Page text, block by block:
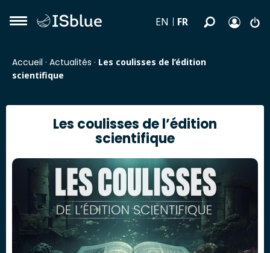
EN FR
Accueil · Actualités · Les coulisses de l’édition
scientifique
Les coulisses de l’édition
scientifique